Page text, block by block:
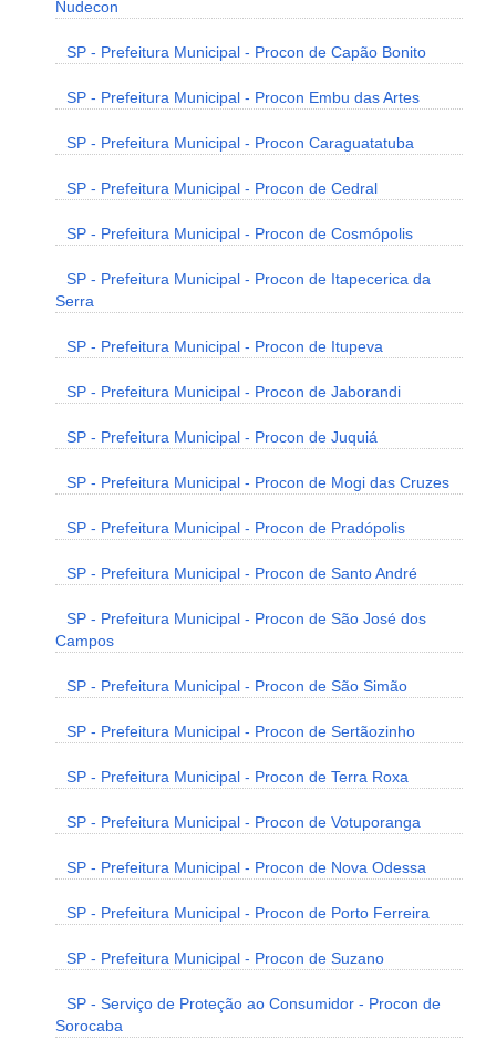
Nudecon
SP - Prefeitura Municipal - Procon de Capão Bonito
SP - Prefeitura Municipal - Procon Embu das Artes
SP - Prefeitura Municipal - Procon Caraguatatuba
SP - Prefeitura Municipal - Procon de Cedral
SP - Prefeitura Municipal - Procon de Cosmópolis
SP - Prefeitura Municipal - Procon de Itapecerica da
Serra
SP - Prefeitura Municipal - Procon de Itupeva
SP - Prefeitura Municipal - Procon de Jaborandi
SP - Prefeitura Municipal - Procon de Juquiá
SP - Prefeitura Municipal - Procon de Mogi das Cruzes
SP - Prefeitura Municipal - Procon de Pradópolis
SP - Prefeitura Municipal - Procon de Santo André
SP - Prefeitura Municipal - Procon de São José dos
Campos
SP - Prefeitura Municipal - Procon de São Simão
SP - Prefeitura Municipal - Procon de Sertãozinho
SP - Prefeitura Municipal - Procon de Terra Roxa
SP - Prefeitura Municipal - Procon de Votuporanga
SP - Prefeitura Municipal - Procon de Nova Odessa
SP - Prefeitura Municipal - Procon de Porto Ferreira
SP - Prefeitura Municipal - Procon de Suzano
SP - Serviço de Proteção ao Consumidor - Procon de
Sorocaba